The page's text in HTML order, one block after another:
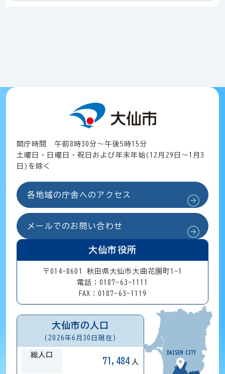
開庁時間 午前8時30分～午後5時15分
土曜日・日曜日・祝日および年末年始(12月29日～1月3
日)を除く
各地域の庁舎へのアクセス
メールでのお問い合わせ
大仙市役所
〒014-8601 秋田県大仙市大曲花園町1-1
電話：0187-63-1111
FAX：0187-63-1119
大仙市の人口
(2026年6月30日現在)
総人口
71,484 人